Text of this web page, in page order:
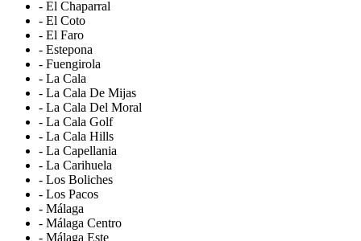
- El Chaparral
- El Coto
- El Faro
- Estepona
- Fuengirola
- La Cala
- La Cala De Mijas
- La Cala Del Moral
- La Cala Golf
- La Cala Hills
- La Capellania
- La Carihuela
- Los Boliches
- Los Pacos
- Málaga
- Málaga Centro
- Málaga Este